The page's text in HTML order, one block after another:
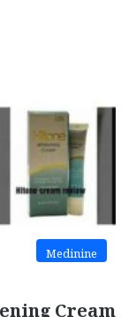
Medinine